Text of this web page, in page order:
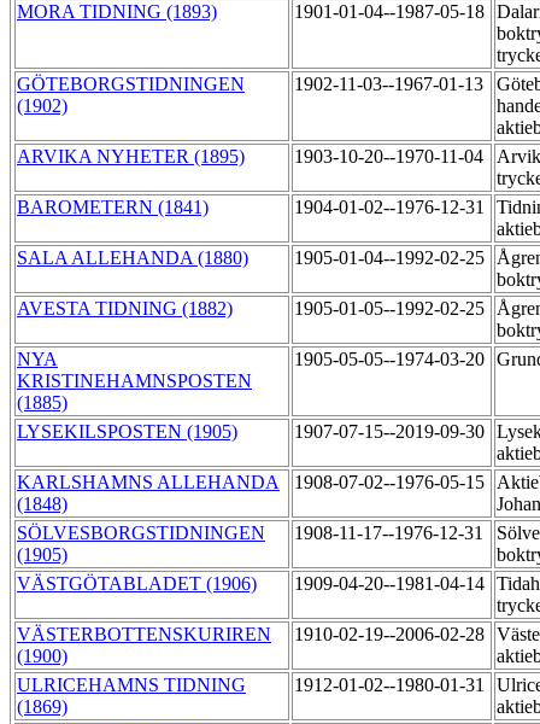
MORA TIDNING (1893)
1901-01-04--1987-05-18
GÖTEBORGSTIDNINGEN
(1902)
1902-11-03--1967-01-13
ARVIKA NYHETER (1895)
1903-10-20--1970-11-04
BAROMETERN (1841)
1904-01-02--1976-12-31
SALA ALLEHANDA (1880)
1905-01-04--1992-02-25
AVESTA TIDNING (1882)
1905-01-05--1992-02-25
NYA
KRISTINEHAMNSPOSTEN
(1885)
1905-05-05--1974-03-20
LYSEKILSPOSTEN (1905) 1907-07-15--2019-09-30
KARLSHAMNS ALLEHANDA
(1848)
1908-07-02--1976-05-15
SÖLVESBORGSTIDNINGEN
(1905)
1908-11-17--1976-12-31
VÄSTGÖTABLADET (1906)
1909-04-20--1981-04-14
VÄSTERBOTTENSKURIREN
(1900)
1910-02-19--2006-02-28
ULRICEHAMNS TIDNING
(1869)
1912-01-02--1980-01-31